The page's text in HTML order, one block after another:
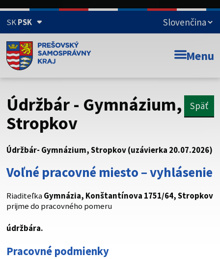
SKPSK
Doména psk.sk je oficiálna
Toto je oficiálna webová stránka Prešovského
psk.sk.
Táto stránka je zabezpečená
cez zabezpečenú webovú stránku. Zabezpečená stránka
vždy začína https:// pred názvom domény webového sídla.
Menu
Údržbár - Gymnázium,
Stropkov
Späť
Údržbár- Gymnázium, Stropkov (uzávierka 20.07.2026)
Voľné pracovné miesto – vyhlásenie
RiaditeľkaGymnázia, Konštantínova 1751/64, Stropkov
prijme do pracovného pomeru
údržbára.
Pracovné podmienky